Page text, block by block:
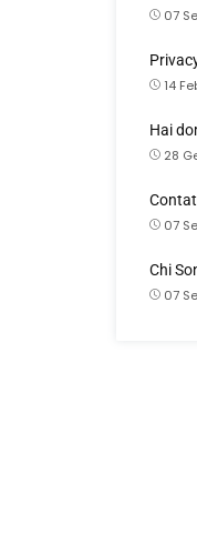
07
14
Hai
28
07
Chi
07